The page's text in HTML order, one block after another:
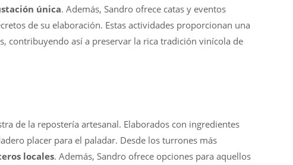
única. Además, Sandro ofrece catas y eventos
de su elaboración. Estas actividades proporcionan una
contribuyendo así a preservar la rica tradición vinícola de
de la repostería artesanal. Elaborados con ingredientes
placer para el paladar. Desde los turrones más
locales. Además, Sandro ofrece opciones para aquellos